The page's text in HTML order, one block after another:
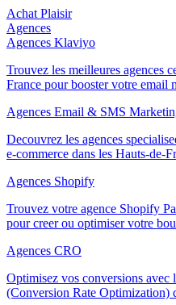
Achat Plaisir
Agences
Agences Klaviyo
Trouvez les meilleures agences
France pour booster votre email
Agences Email & SMS
Decouvrez les agences
e-commerce dans les Hauts-de-
Agences Shopify
Trouvez votre agence Shopify
pour creer ou optimiser votre
Agences CRO
Optimisez vos conversions avec
(Conversion Rate Optimization)